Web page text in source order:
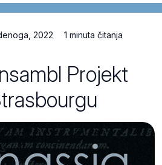
2022 1 minuta čitanja
Projekt